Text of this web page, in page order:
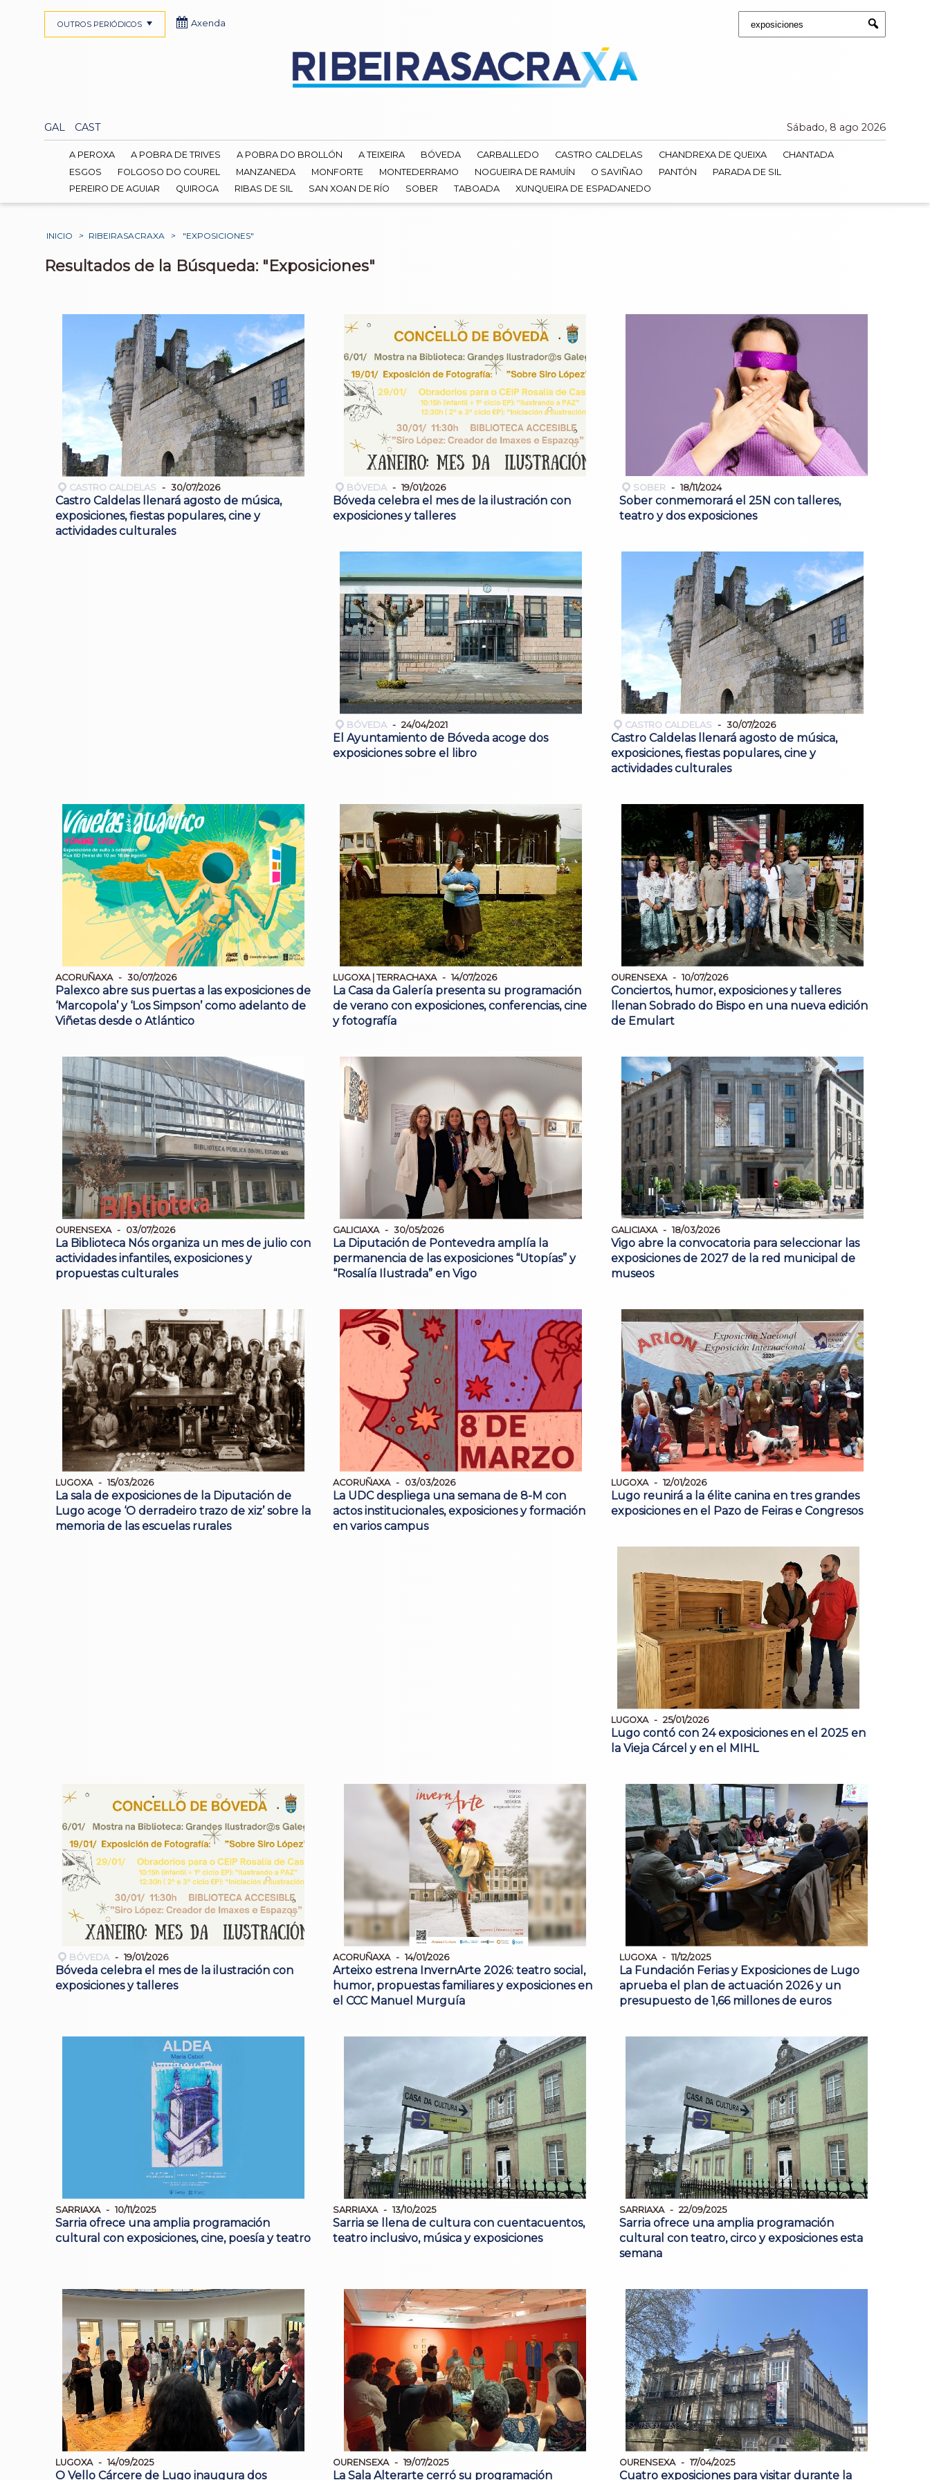
Submit
GAL CAST Sábado, 8 ago 2026
OUTROS PERIÓDICOS Axenda
A PEROXA A POBRA DE TRIVES A POBRA DO BROLLÓN A TEIXEIRA BÓVEDA CARBALLEDO CASTRO CALDELAS CHANDREXA DE QUEIXA
CHANTADA
ESGOS
FOLGOSO DO COUREL MANZANEDA MONFORTE MONTEDERRAMO NOGUEIRA DE RAMUÍN O SAVIÑAO PANTÓN
PARADA DE SIL
PEREIRO DE AGUIAR
QUIROGA RIBAS DE SIL SAN XOAN DE RÍO SOBER TABOADA XUNQUEIRA DE ESPADANEDO
INICIO > RIBEIRASACRAXA > "EXPOSICIONES"
Resultados de la Búsqueda: "Exposiciones"
CASTRO CALDELAS 30/07/2026
Castro Caldelas llenará agosto de música,
exposiciones, fiestas populares, cine y
actividades culturales
BÓVEDA 19/01/2026
Bóveda celebra el mes de la ilustración con
exposiciones y talleres
SOBER 18/11/2024
Sober conmemorará el 25N con talleres,
teatro y dos exposiciones
BÓVEDA 24/04/2021
El Ayuntamiento de Bóveda acoge dos
exposiciones sobre el libro
CASTRO CALDELAS 30/07/2026
Castro Caldelas llenará agosto de música,
exposiciones, fiestas populares, cine y
actividades culturales
ACORUÑAXA 30/07/2026
Palexco abre sus puertas a las exposiciones de
‘Marcopola’ y ‘Los Simpson’ como adelanto de
Viñetas desde o Atlántico
LUGOXA | TERRACHAXA 14/07/2026
La Casa da Galería presenta su programación
de verano con exposiciones, conferencias, cine
y fotografía
OURENSEXA 10/07/2026
Conciertos, humor, exposiciones y talleres
llenan Sobrado do Bispo en una nueva edición
de Emulart
OURENSEXA 03/07/2026
La Biblioteca Nós organiza un mes de julio con
actividades infantiles, exposiciones y
propuestas culturales
GALICIAXA 30/05/2026
La Diputación de Pontevedra amplía la
permanencia de las exposiciones “Utopías” y
“Rosalía Ilustrada” en Vigo
GALICIAXA 18/03/2026
Vigo abre la convocatoria para seleccionar las
exposiciones de 2027 de la red municipal de
museos
LUGOXA 15/03/2026
La sala de exposiciones de la Diputación de
Lugo acoge ‘O derradeiro trazo de xiz’ sobre la
memoria de las escuelas rurales
ACORUÑAXA 03/03/2026
La UDC despliega una semana de 8-M con
actos institucionales, exposiciones y formación
en varios campus
LUGOXA 12/01/2026
Lugo reunirá a la élite canina en tres grandes
exposiciones en el Pazo de Feiras e Congresos
LUGOXA 25/01/2026
Lugo contó con 24 exposiciones en el 2025 en
la Vieja Cárcel y en el MIHL
BÓVEDA 19/01/2026
Bóveda celebra el mes de la ilustración con
exposiciones y talleres
ACORUÑAXA 14/01/2026
Arteixo estrena InvernArte 2026: teatro social,
humor, propuestas familiares y exposiciones en
el CCC Manuel Murguía
LUGOXA 11/12/2025
La Fundación Ferias y Exposiciones de Lugo
aprueba el plan de actuación 2026 y un
presupuesto de 1,66 millones de euros
SARRIAXA 10/11/2025
Sarria ofrece una amplia programación
cultural con exposiciones, cine, poesía y teatro
SARRIAXA 13/10/2025
Sarria se llena de cultura con cuentacuentos,
teatro inclusivo, música y exposiciones
SARRIAXA 22/09/2025
Sarria ofrece una amplia programación
cultural con teatro, circo y exposiciones esta
semana
LUGOXA 14/09/2025
O Vello Cárcere de Lugo inaugura dos
OURENSEXA 19/07/2025
La Sala Alterarte cerró su programación
OURENSEXA 17/04/2025
Cuatro exposiciones para visitar durante la